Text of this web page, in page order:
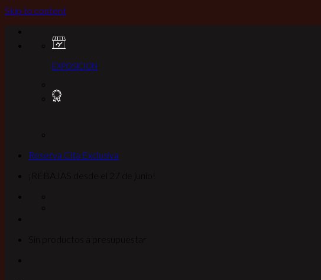
Skip to content
EXPOSICION
Reserva Cita Exclusiva